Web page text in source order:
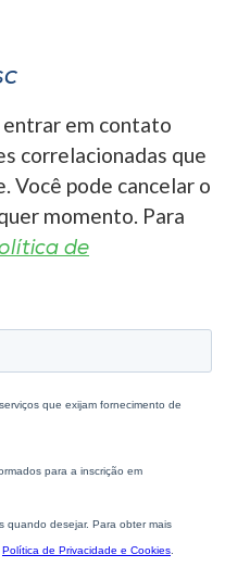
entrar em contato
correlacionadas que
Você pode cancelar o
momento. Para
de